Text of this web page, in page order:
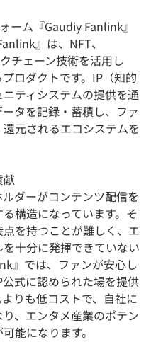
ーム『Gaudiy Fanlink』
』は、NFT、
チェーン技術を活用し
ロダクトです。IP（知的
ティシステムの提供を通
タを記録・蓄積し、ファ
元されるエコシステムを
献
ダーがコンテンツ配信を
構造になっています。そ
を持つことが難しく、エ
十分に発揮できていない
』では、ファンが安心し
式に認められた場を提供
りも低コストで、自社に
、エンタメ産業のポテン
能になります。